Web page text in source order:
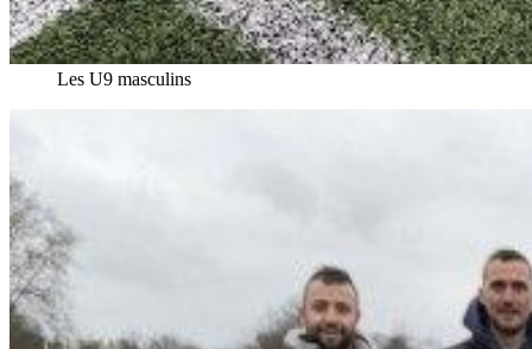
Les U9 masculins